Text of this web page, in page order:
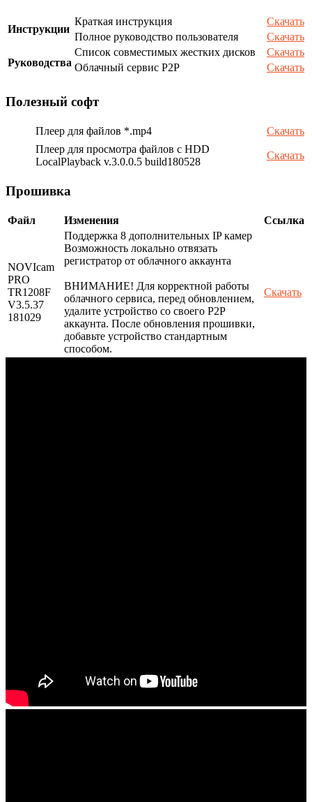
Инструкции
Краткая инструкция
Скачать
Полное руководство пользователя
Скачать
Руководства
Список совместимых жестких дисков
Скачать
Облачный сервис P2P
Скачать
Полезный софт
Плеер для файлов *.mp4
Скачать
Плеер для просмотра файлов с HDD
LocalPlayback v.3.0.0.5 build180528
Скачать
Прошивка
Файл Изменения Ссылка
NOVIcam
PRO
TR1208F
V3.5.37
181029
Поддержка 8 дополнительных IP камер
Возможность локально отвязать
регистратор от облачного аккаунта
ВНИМАНИЕ! Для корректной работы
облачного сервиса, перед обновлением,
удалите устройство со своего P2P
аккаунта. После обновления прошивки,
добавьте устройство стандартным
способом.
Скачать